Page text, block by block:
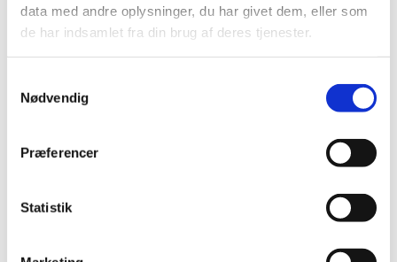
data med andre oplysninger, du har givet dem, eller som
de har indsamlet fra din brug af deres tjenester.
Nødvendig
Præferencer
Statistik
været højt på verdensranglisten. De har haft hele
sommeren til at få deres mixed på plads, da de
Jesper Tofts bud:
Emil Lauritzen/Mads Muurholm
– Når jeg kigger på papiret, er der et par, man skal